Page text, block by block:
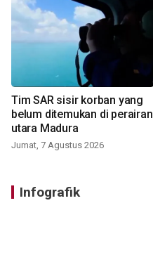
Tim SAR sisir korban yang
belum ditemukan di perairan
utara Madura
Jumat, 7 Agustus 2026
Infografik